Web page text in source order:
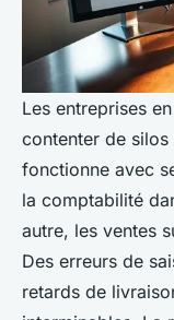
Les entreprises
contenter de
fonctionne avec
la comptabilité
autre, les ventes
Des erreurs de
retards de